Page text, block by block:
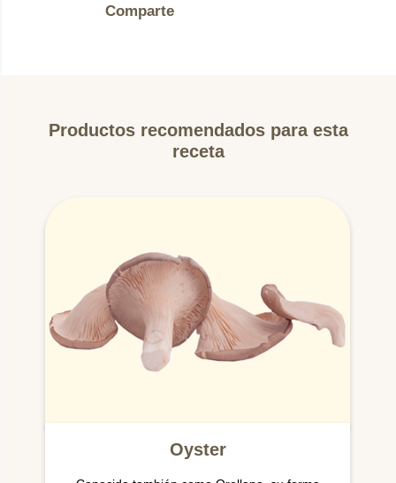
Comparte
Productos recomendados para esta
receta
Oyster